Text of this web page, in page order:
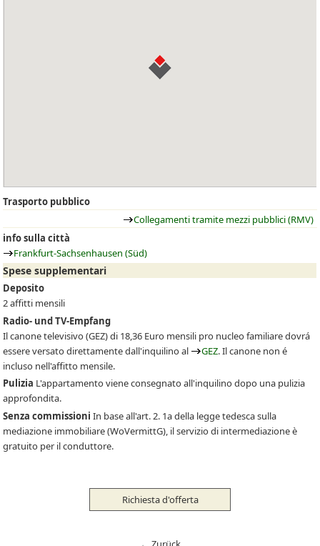
Trasporto pubblico
Collegamenti tramite mezzi pubblici (RMV)
info sulla città
Frankfurt-Sachsenhausen (Süd)
Spese supplementari
Deposito
2 affitti mensili
Radio- und TV-Empfang
Il canone televisivo(GEZ)di 18,36 Euro mensili pro nucleo familiare dovrá
essere versato direttamente dall'inquilino al
GEZ. Il canone non é
incluso nell'affitto mensile.
Pulizia L'appartamento viene consegnato all'inquilino dopo una pulizia
approfondita.
Senza commissioni In base all'art. 2. 1a della legge tedesca sulla
mediazione immobiliare (WoVermittG), il servizio di intermediazione è
gratuito per il conduttore.
Richiesta d'offerta